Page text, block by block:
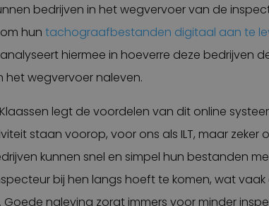
bedrijven in het wegvervoer van de
huntachograafbestanden digitaal aan te
analyseert hiermee in hoeverre deze bedrijven
het wegvervoer naleven.
legt de voordelen van dit online
staan voorop, voor ons als ILT, maar zeker
kunnen snel en simpel hun bestanden
bij hen langs hoeft te komen, wat vaak
naleving zorgt immers voor minder